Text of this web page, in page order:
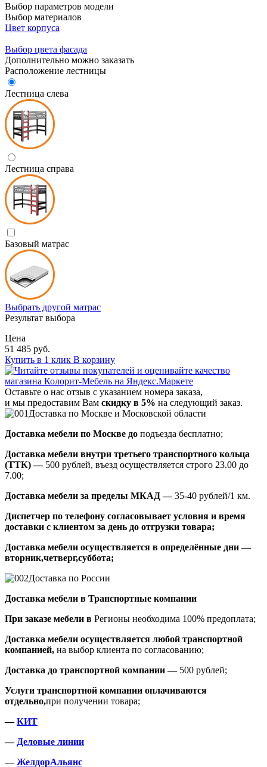
Выбор параметров модели
Выбор материалов
Цвет корпуса
Выбор цвета фасада
Дополнительно можно заказать
Расположение лестницы
Лестница слева
Лестница справа
Базовый матрас
Выбрать другой матрас
Результат выбора
Цена
51 485 руб.
Купить в 1 клик В корзину
Оставьте о нас отзыв с указанием номера заказа,
и мы предоставим Вам скидку в 5% на следующий заказ.
Доставка по Москве и Московской области
Доставка мебели по Москве до подъезда бесплатно;
Доставка мебели внутри третьего транспортного кольца
(ТТК) —500 рублей, въезд осуществляется строго 23.00 до
7.00;
Доставка мебели за пределы МКАД —35-40 рублей/1 км.
Диспетчер по телефону согласовывает условия и время
доставки с клиентом за день до отгрузки товара;
Доставка мебели осуществляется в определённые дни —
вторник,четверг,суббота;
Доставка по России
Доставка мебели в Транспортные компании
При заказе мебели в Регионы необходима 100% предоплата;
Доставка мебели осуществляется любой транспортной
компанией, на выбор клиента по согласованию;
Доставка до транспортной компании —500 рублей;
Услуги транспортной компании оплачиваются
отдельно,при получении товара;
—КИТ
— Деловые линии
—ЖелдорАльянс